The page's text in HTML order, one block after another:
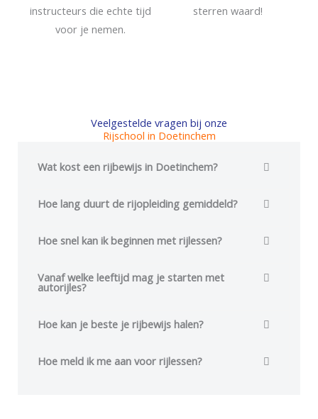
g
5
instructeurs die echte tijd
voor je nemen.
g
sterren waard!
Veelgestelde vragen bij onze
Rijschool in Doetinchem
Wat kost een rijbewijs in Doetinchem?
Hoe lang duurt de rijopleiding gemiddeld?
Hoe snel kan ik beginnen met rijlessen?
Vanaf welke leeftijd mag je starten met
autorijles?
Hoe kan je beste je rijbewijs halen?
Hoe meld ik me aan voor rijlessen?